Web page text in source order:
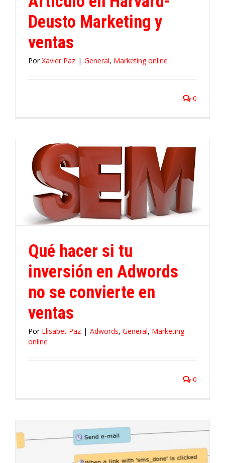
Deusto Marketing y
ventas
PorXavier Paz | General, Marketing online
0
Qué hacer si tu
inversión en Adwords
no se convierte en
ventas
Por Elisabet Paz | Adwords, General, Marketing
online
0